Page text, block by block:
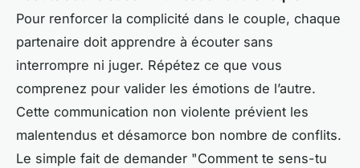
Pour renforcer la complicité dans le couple, chaque
partenaire doit apprendre à écouter sans
interrompre ni juger. Répétez ce que vous
comprenez pour valider les émotions de l’autre.
Cette communication non violente prévient les
malentendus et désamorce bon nombre de conflits.
Le simple fait de demander "Comment te sens-tu